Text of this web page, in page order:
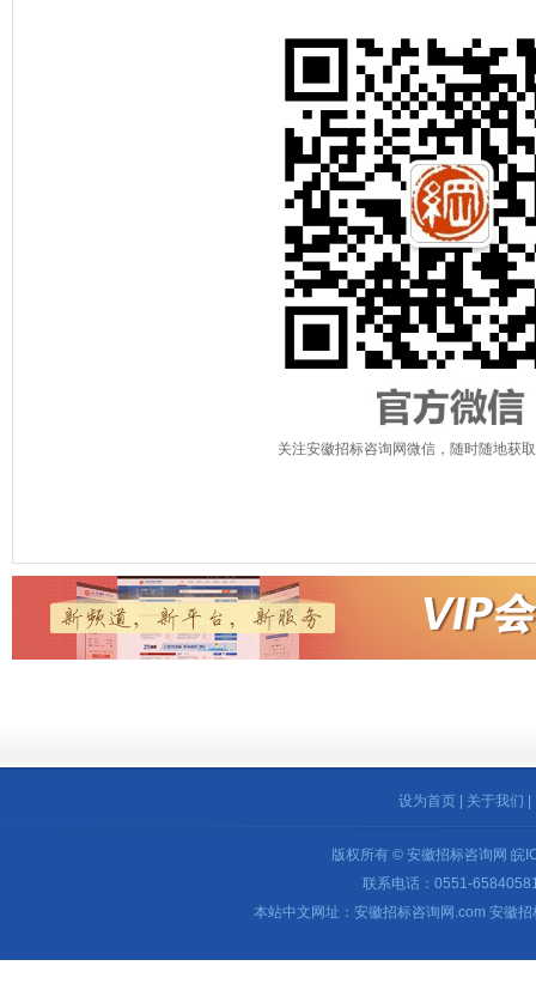
关注安徽招标咨询网微信，随时随地获
设为首页 关于我们
版权所有 © 安徽招标咨询网 皖
联系电话：0551-
本站中文网址：安徽招标咨询网.com 安徽